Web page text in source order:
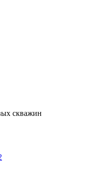
скважин